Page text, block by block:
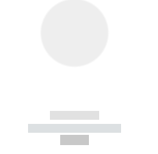
------------
----------- -----------